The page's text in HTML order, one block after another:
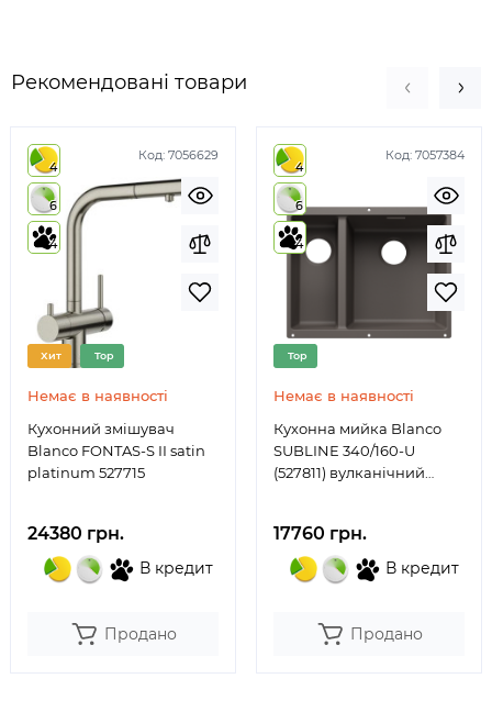
Рекомендовані товари
Код: 7056629
4
6
4
Хит Top
Немає в наявності
Кухонний змішувач
Blanco FONTAS-S II satin
platinum 527715
24380 грн.
В кредит
Продано
Код: 7057384
4
6
4
Top
Немає в наявності
Кухонна мийка Blanco
SUBLINE 340/160-U
(527811) вулканічний
17760 грн.
В кредит
Продано